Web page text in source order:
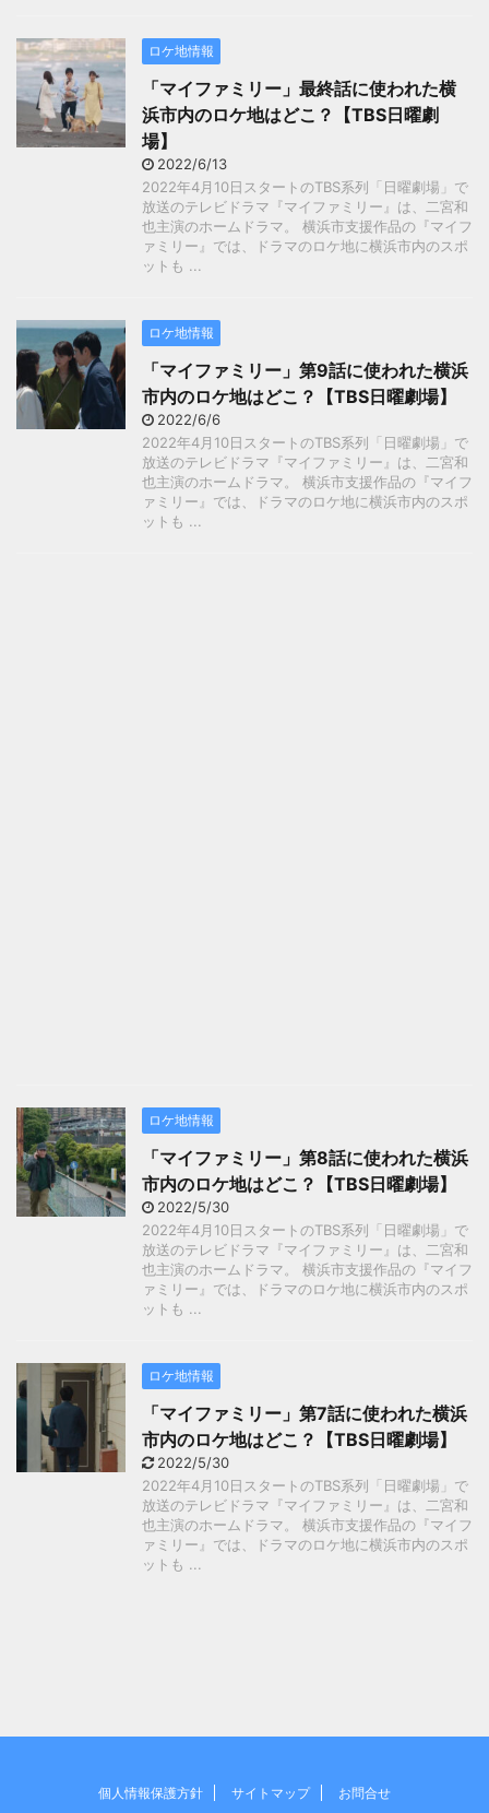
ロケ地情報
「マイファミリー」最終話に使われた横
浜市内のロケ地はどこ？【TBS日曜劇
場】
2022/6/13
2022年4月10日スタートのTBS系列「日曜劇場」で
放送のテレビドラマ『マイファミリー』は、二宮和
也主演のホームドラマ。 横浜市支援作品の『マイフ
ァミリー』では、ドラマのロケ地に横浜市内のスポ
ットも ...
ロケ地情報
「マイファミリー」第9話に使われた横浜
市内のロケ地はどこ？【TBS日曜劇場】
2022/6/6
2022年4月10日スタートのTBS系列「日曜劇場」で
放送のテレビドラマ『マイファミリー』は、二宮和
也主演のホームドラマ。 横浜市支援作品の『マイフ
ァミリー』では、ドラマのロケ地に横浜市内のスポ
ットも ...
ロケ地情報
「マイファミリー」第8話に使われた横浜
市内のロケ地はどこ？【TBS日曜劇場】
2022/5/30
2022年4月10日スタートのTBS系列「日曜劇場」で
放送のテレビドラマ『マイファミリー』は、二宮和
也主演のホームドラマ。 横浜市支援作品の『マイフ
ァミリー』では、ドラマのロケ地に横浜市内のスポ
ットも ...
ロケ地情報
「マイファミリー」第7話に使われた横浜
市内のロケ地はどこ？【TBS日曜劇場】
2022/5/30
2022年4月10日スタートのTBS系列「日曜劇場」で
放送のテレビドラマ『マイファミリー』は、二宮和
也主演のホームドラマ。 横浜市支援作品の『マイフ
ァミリー』では、ドラマのロケ地に横浜市内のスポ
ットも ...
個人情報保護方針 サイトマップ お問合せ